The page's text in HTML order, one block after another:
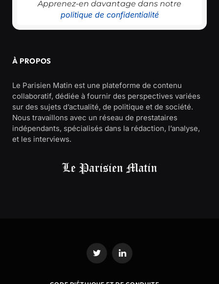
Apprenez-en davantage dans notre
politique de confidentialité
À PROPOS
Le Parisien Matin est une plateforme de contenu
collaboratif, dédiée à fournir des perspectives variées
sur des sujets d’actualité, de politique et de société.
Nous travaillons avec un réseau de prestataires
indépendants, spécialisés dans la rédaction, l’analyse,
et les interviews.
Twitter LinkedIn